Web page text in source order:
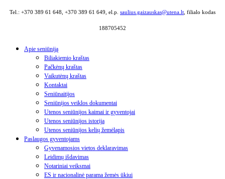
Tel.: +370 389 61 648, +370 389 61 649, el.p. saulius.gaizauskas@utena.lt, filialo kodas
188705452
Apie seniūniją
Biliakiemio kraštas
Pačkėnų kraštas
Vaikutėnų kraštas
Kontaktai
Seniūnaitijos
Seniūnijos veiklos dokumentai
Utenos seniūnijos kaimai ir gyventojai
Utenos seniūnijos istorija
Utenos seniūnijos kelių žemėlapis
Paslaugos gyventojams
Gyvenamosios vietos deklaravimas
Leidimų išdavimas
Notariniai veiksmai
ES ir nacionalinė parama žemės ūkiui